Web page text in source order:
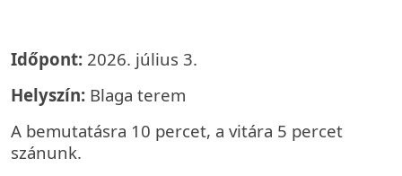
Időpont: 2026. július 3.
Helyszín: Blaga terem
A bemutatásra 10 percet, a vitára 5 percet
szánunk.